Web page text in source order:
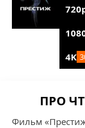
4K
ПРО
Фильм